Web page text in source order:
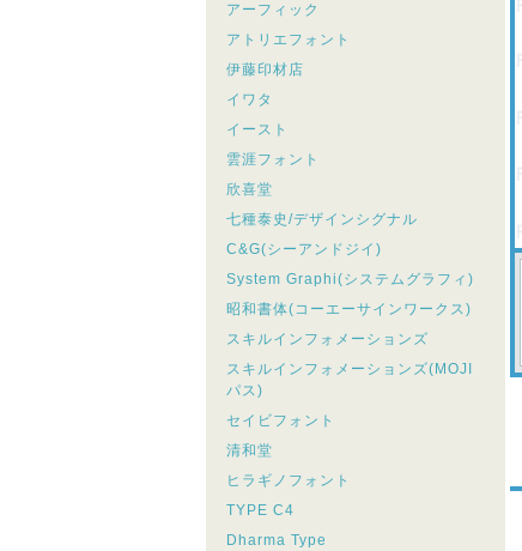
アーフィック
アトリエフォント
伊藤印材店
イワタ
イースト
雲涯フォント
欣喜堂
七種泰史/デザインシグナル
C&G(シーアンドジイ)
System Graphi(システムグラフィ)
昭和書体(コーエーサインワークス)
スキルインフォメーションズ
スキルインフォメーションズ(MOJI
パス)
セイビフォント
清和堂
ヒラギノフォント
TYPE C4
Dharma Type